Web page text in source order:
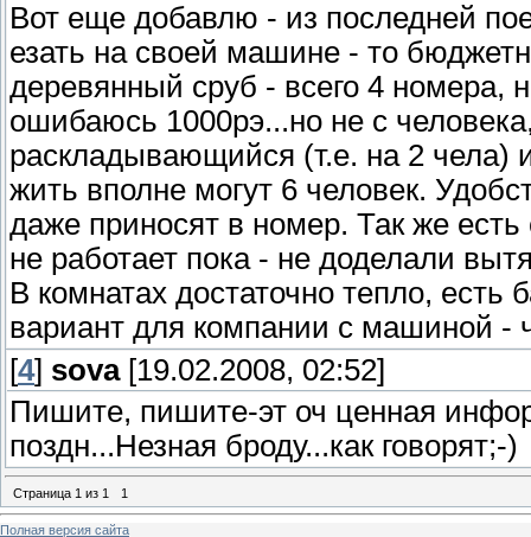
Вот еще добавлю - из последней
езать на своей машине - то
деревянный сруб - всего 4 номера,
ошибаюсь 1000рэ...но не с
раскладывающийся (т.е. на 2 чела)
жить вполне могут 6 человек.
даже приносят в номер. Так же
не работает пока - не доделали
В комнатах достаточно тепло,
вариант для компании с машиной -
[4] sova[19.02.2008, 02:52]
Пишите, пишите-эт оч ценная
поздн...Незная броду...как говорят;-)
Страница 1 из 1 1
Полная версия сайта